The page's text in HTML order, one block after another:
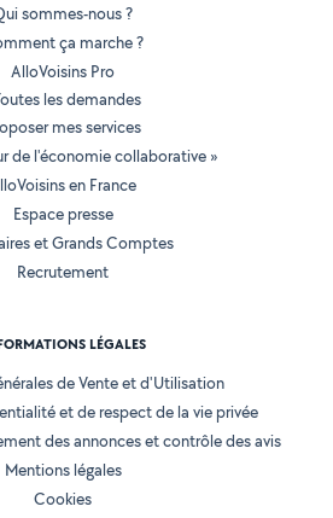
sommes-nous ?
ça marche ?
AlloVoisins Pro
les demandes
mes services
de l'économie collaborative »
en France
Espace presse
et Grands Comptes
Recrutement
LÉGALES
de Vente et d'Utilisation
et de respect de la vie privée
des annonces et contrôle des avis
Mentions légales
Cookies